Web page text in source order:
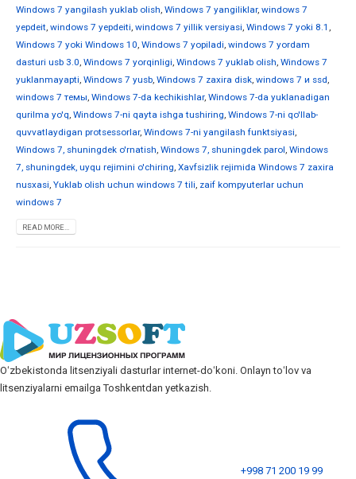
Windows 7 yangilash yuklab olish, Windows 7 yangiliklar, windows 7
yepdeit, windows 7 yepdeiti, windows 7 yillik versiyasi, Windows 7 yoki 8.1 ,
Windows 7 yoki Windows 10, Windows 7 yopiladi, windows 7 yordam
dasturi usb 3.0, Windows 7 yorqinligi, Windows 7 yuklab olish, Windows 7
yuklanmayapti, Windows 7 yusb, Windows 7 zaxira disk, windows 7 и ssd,
windows 7 темы, Windows 7-da kechikishlar, Windows 7-da yuklanadigan
qurilma yo'q, Windows 7-ni qayta ishga tushiring, Windows 7-ni qo'llab-
quvvatlaydigan protsessorlar, Windows 7-ni yangilash funktsiyasi,
Windows 7, shuningdek o'rnatish, Windows 7, shuningdek parol, Windows
7, shuningdek, uyqu rejimini o'chiring, Xavfsizlik rejimida Windows 7 zaxira
nusxasi, Yuklab olish uchun windows 7 tili, zaif kompyuterlar uchun
windows 7
READ MORE...
Oʻzbekistonda litsenziyali dasturlar internet-doʻkoni. Onlayn toʻlov va
litsenziyalarni emailga Toshkentdan yetkazish.
+998 71 200 19 99